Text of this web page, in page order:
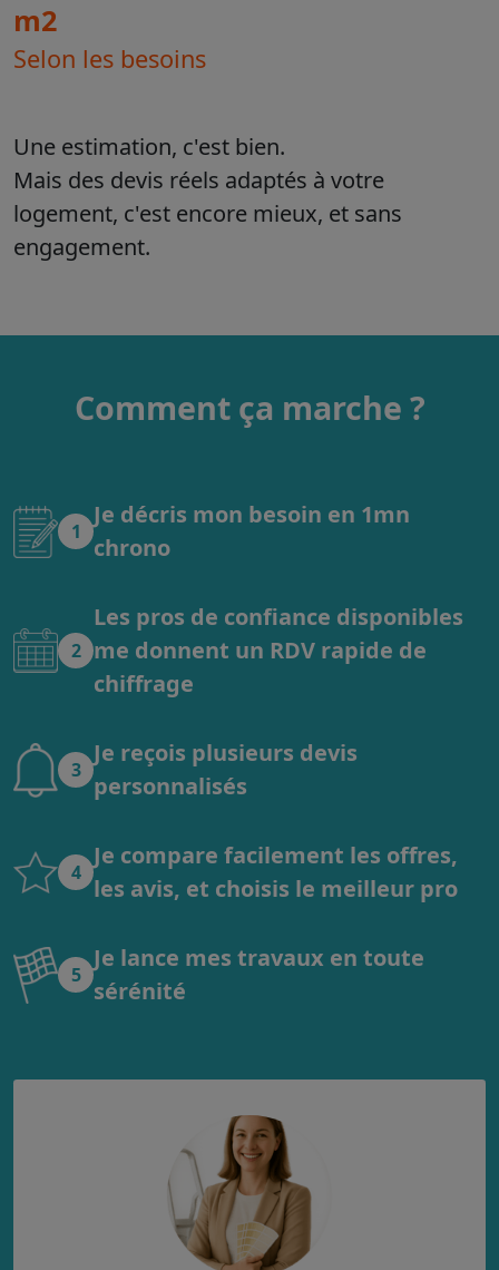
m2
Selon les besoins
Une estimation, c'est bien.
Mais des devis réels adaptés à votre
logement, c'est encore mieux, et sans
engagement.
Comment ça marche ?
1
Je décris mon besoin en 1mn
chrono
2
Les pros de confiance disponibles
me donnent un RDV rapide de
chiffrage
3
Je reçois plusieurs devis
personnalisés
4
Je compare facilement les offres,
les avis, et choisis le meilleur pro
5
Je lance mes travaux en toute
sérénité